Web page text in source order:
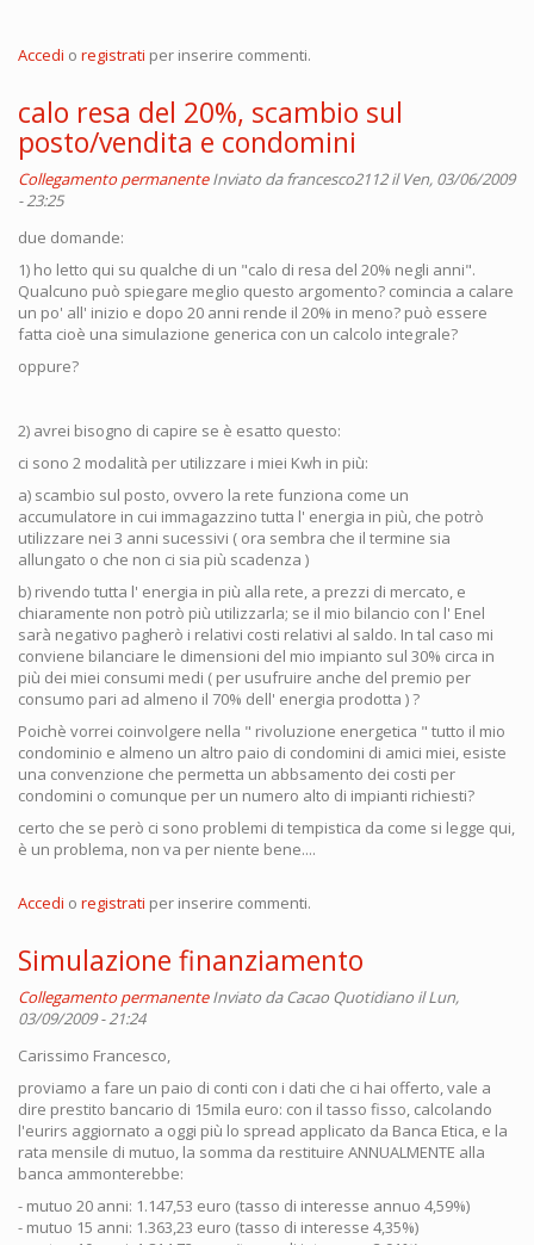
Accedi o registrati per inserire commenti.
calo resa del 20%, scambio sul
posto/vendita e condomini
Collegamento permanente Inviato dafrancesco2112il Ven, 03/06/2009
- 23:25
due domande:
1) ho letto qui su qualche di un "calo di resa del 20% negli anni".
Qualcuno può spiegare meglio questo argomento? comincia a calare
un po' all' inizio e dopo 20 anni rende il 20% in meno? può essere
fatta cioè una simulazione generica con un calcolo integrale?
oppure?
2) avrei bisogno di capire se è esatto questo:
ci sono 2 modalità per utilizzare i miei Kwh in più:
a) scambio sul posto, ovvero la rete funziona come un
accumulatore in cui immagazzino tutta l' energia in più, che potrò
utilizzare nei 3 anni sucessivi ( ora sembra che il termine sia
allungato o che non ci sia più scadenza )
b) rivendo tutta l' energia in più alla rete, a prezzi di mercato, e
chiaramente non potrò più utilizzarla; se il mio bilancio con l' Enel
sarà negativo pagherò i relativi costi relativi al saldo. In tal caso mi
conviene bilanciare le dimensioni del mio impianto sul 30% circa in
più dei miei consumi medi ( per usufruire anche del premio per
consumo pari ad almeno il 70% dell' energia prodotta ) ?
Poichè vorrei coinvolgere nella " rivoluzione energetica " tutto il mio
condominio e almeno un altro paio di condomini di amici miei, esiste
una convenzione che permetta un abbsamento dei costi per
condomini o comunque per un numero alto di impianti richiesti?
certo che se però ci sono problemi di tempistica da come si legge qui,
è un problema, non va per niente bene....
Accedi o registrati per inserire commenti.
Simulazione finanziamento
Collegamento permanente Inviato daCacao Quotidiano il Lun,
03/09/2009 - 21:24
Carissimo Francesco,
proviamo a fare un paio di conti con i dati che ci hai offerto, vale a
dire prestito bancario di 15mila euro: con il tasso fisso, calcolando
l'eurirs aggiornato a oggi più lo spread applicato da Banca Etica, e la
rata mensile di mutuo, la somma da restituire ANNUALMENTE alla
banca ammonterebbe:
- mutuo 20 anni: 1.147,53 euro (tasso di interesse annuo 4,59%)
- mutuo 15 anni: 1.363,23 euro (tasso di interesse 4,35%)